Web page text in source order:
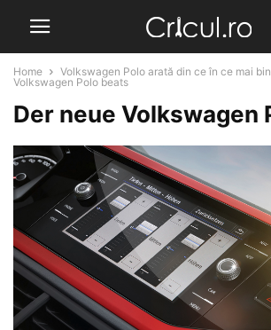
Home Volkswagen Polo arată din ce în ce mai
Volkswagen Polo beats
Der neue Volkswagen